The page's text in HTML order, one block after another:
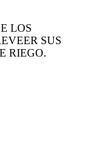
LOS
SUS
RIEGO.